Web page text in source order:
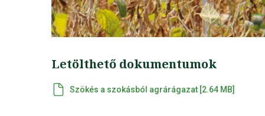
Letölthető dokumentumok
Szökés a szokásból agrárágazat [2.64 MB]